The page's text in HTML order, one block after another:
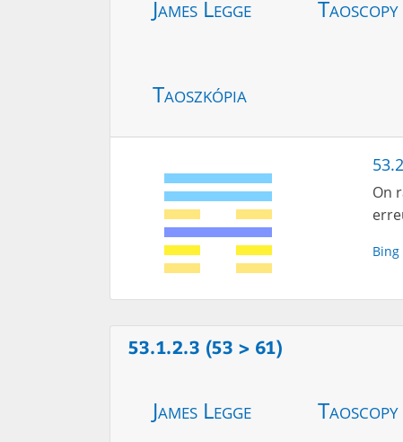
James Legge
Taoszkópia
On
Bing
53.1.2.3 (53 > 61)
James Legge